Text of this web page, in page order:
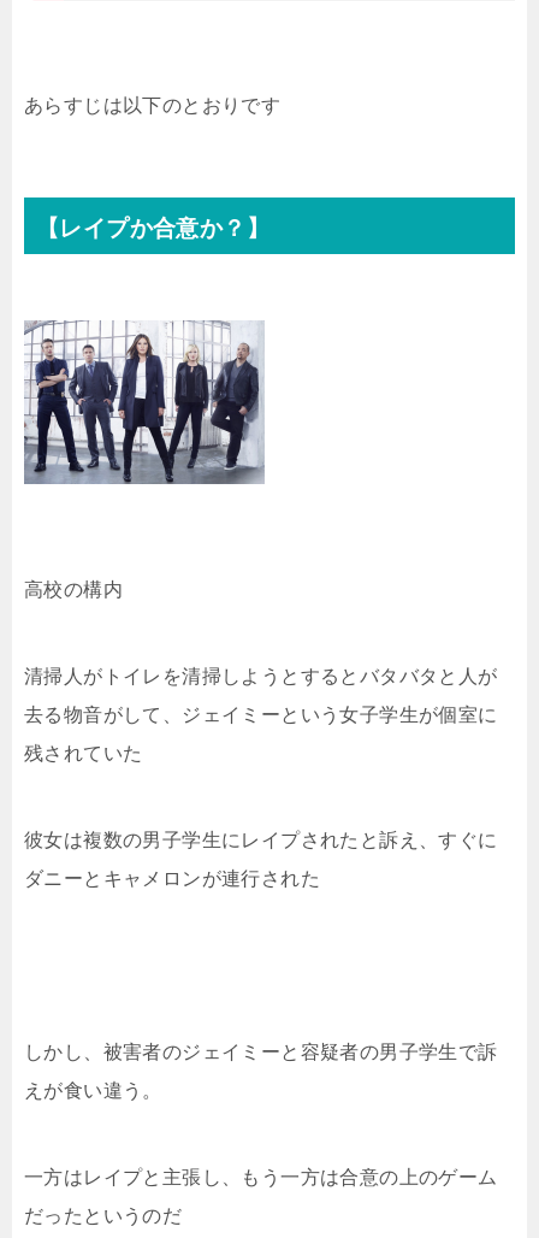
あらすじは以下のとおりです
【レイプか合意か？】
高校の構内
清掃人がトイレを清掃しようとするとバタバタと人が
去る物音がして、ジェイミーという女子学生が個室に
残されていた
彼女は複数の男子学生にレイプされたと訴え、すぐに
ダニーとキャメロンが連行された
しかし、被害者のジェイミーと容疑者の男子学生で訴
えが食い違う。
一方はレイプと主張し、もう一方は合意の上のゲーム
だったというのだ